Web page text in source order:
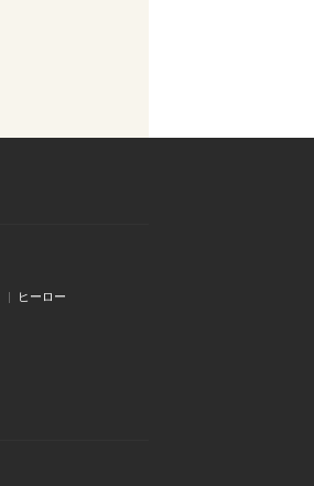
ヒーロー